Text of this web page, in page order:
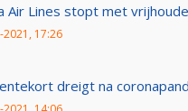
Air Lines stopt met
2021, 17:26
dreigt na